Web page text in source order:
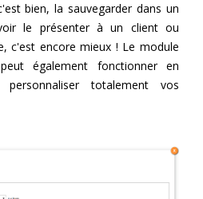
bien, la sauvegarder dans un
le présenter à un client ou
c'est encore mieux ! Le module
également fonctionner en
totalement vos